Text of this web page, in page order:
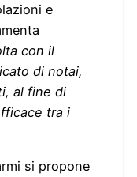
e
con il
di notai,
al fine di
tra i
si propone